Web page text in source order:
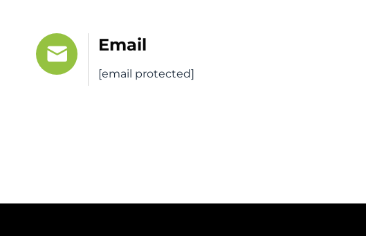
Email
[email protected]